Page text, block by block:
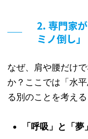
2. 専門家
ミノ倒し」
なぜ、肩や腰だけ
か？ここでは「水
る別のことを考え
「呼吸」と「